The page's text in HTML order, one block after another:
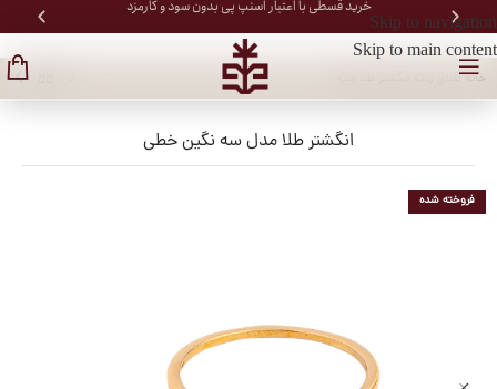
Skip to navigation
Skip to main content
خرید قسطی با اعتبار اسنپ پی بدون سود و کارمزد
خانه/طلای زنانه
فروخته شده
انگشتر طلا مدل سه نگین خطی